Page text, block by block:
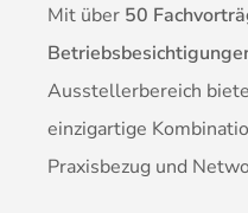
Mit über 50
Ausstellerbereich
einzigartige
Praxisbezug und